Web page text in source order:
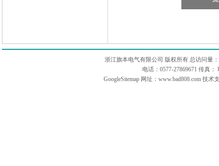
浙江旗本电气有限公司 版权所有 总访问量：
电话：0577-27869671 传真
GoogleSitemap 网址：www.bad808.com 技